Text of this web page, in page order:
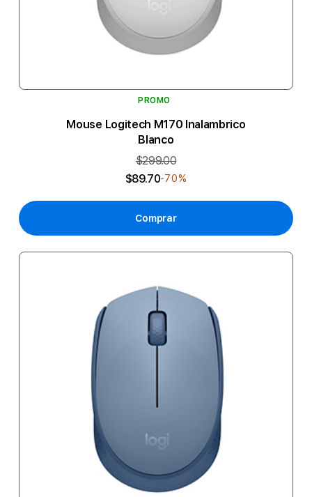
PROMO
Mouse Logitech M170 Inalambrico
Blanco
$299.00
$89.70-70%
Comprar